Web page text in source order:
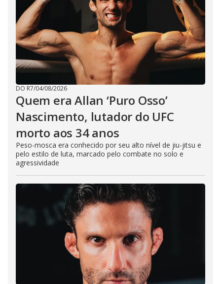
DO R7/04/08/2026
Quem era Allan ‘Puro Osso’
Nascimento, lutador do UFC
morto aos 34 anos
Peso-mosca era conhecido por seu alto nível de jiu-jitsu e
pelo estilo de luta, marcado pelo combate no solo e
agressividade